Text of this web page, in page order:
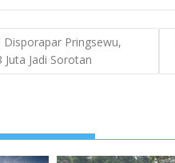
Disporapar Pringsewu,
Jadi Sorotan